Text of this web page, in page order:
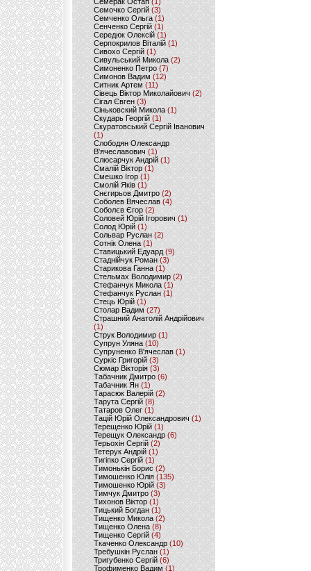
Семочко Сергій (3)
Семченко Ольга (1)
Сенченко Сергій(1)
Середюк Олексій(1)
Серпокрилов Віталій(1)
Сивохо Сергій(1)
Сивульський Микола(2)
Симоненко Петро(7)
Симонов Вадим (12)
Ситник Артем(11)
Сівець Віктор Миколайович(2)
Сігал Євген (3)
Сіньковский Микола(1)
Скударь Георгій (1)
Скуратовський Сергій Іванович
(1)
Слободян Олександр
В'ячеславович(1)
Слюсарчук Андрій(1)
Смалій Віктор (1)
Смешко Ігор (1)
Смолій Яків (1)
Снєгирьов Дмитро (2)
Соболев Вячеслав (4)
Соболєв Єгор(2)
Соловей Юрій Ігорович (1)
Солод Юрій (1)
Сольвар Руслан (2)
Сотнік Олена(1)
Ставицький Едуард (9)
Стаднійчук Роман(3)
Старикова Ганна (1)
Стельмах Володимир(2)
Стефанчук Микола (1)
Стефанчук Руслан (1)
Стець Юрій (1)
Столар Вадим(27)
Страшний Анатолій Андрійович
(1)
Струк Володимир (1)
Супрун Уляна (10)
Супруненко В'ячеслав (1)
Суркіс Григорій (3)
Сюмар Вікторія (3)
Табачник Дмитро (6)
Табачник Ян(1)
Тарасюк Валерій (2)
Тарута Сергій (8)
Татаров Олег(1)
Тацій Юрій Олександрович(1)
Терещенко Юрій(1)
Терещук Олександр(6)
Терьохін Сергій (2)
Тетерук Андрій (1)
Тигіпко Сергій(1)
Тимонькін Борис (2)
Тимошенко Юлія (135)
Тимошенко Юрій(3)
Тимчук Дмитро (3)
Тихонов Віктор (1)
Тицький Богдан (1)
Тищенко Микола (2)
Тищенко Олена (8)
Тищенко Сергій (4)
Ткаченко Олександр (10)
Требушкін Руслан (1)
Тригубенко Сергій(6)
Трофименко Вадим (1)